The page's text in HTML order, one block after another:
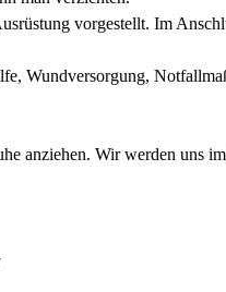
vorgestellt. Im
Wundversorgung,
anziehen. Wir werden uns